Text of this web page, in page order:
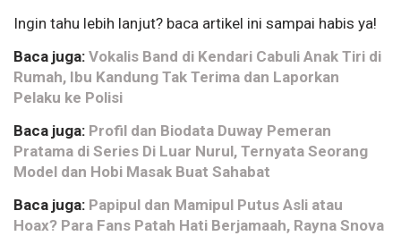
Ingin tahu lebih lanjut? baca artikel ini sampai habis ya!
Baca juga: Vokalis Band di Kendari Cabuli Anak Tiri di
Rumah, Ibu Kandung Tak Terima dan Laporkan
Pelaku ke Polisi
Baca juga: Profil dan Biodata Duway Pemeran
Pratama di Series Di Luar Nurul, Ternyata Seorang
Model dan Hobi Masak Buat Sahabat
Baca juga: Papipul dan Mamipul Putus Asli atau
Hoax? Para Fans Patah Hati Berjamaah, Rayna Snova